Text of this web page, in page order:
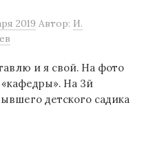
2019 Автор: И.
и я свой. На фото
На 3й
детского садика